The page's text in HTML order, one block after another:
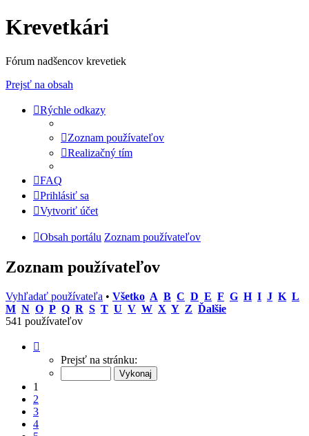
Krevetkári
Fórum nadšencov krevetiek
Prejsť na obsah
Rýchle odkazy
Zoznam používateľov
Realizačný tím
FAQ
Prihlásiť sa
Vytvoriť účet
Obsah portálu Zoznam používateľov
Zoznam používateľov
Vyhľadať používateľa • Všetko A B C D E F G H I J K L
M N O P Q R S T U V W X Y Z Ďalšie
541 používateľov
Prejsť na stránku:
1
2
3
4